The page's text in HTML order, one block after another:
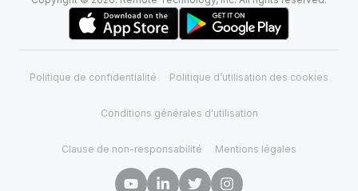
Politique de confidentialité Politique d’utilisation des cookies
Conditions générales d'utilisation
Clause de non-responsabilité Mentions légales